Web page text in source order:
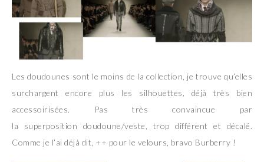
Les doudounes sont le moins de la collection, je trouve qu’elles
surchargent encore plus les silhouettes, déjà très bien
accessoirisées. Pas très convaincue par
la superposition doudoune/veste, trop différent et décalé.
Comme je l’ai déjà dit, ++ pour le velours, bravo Burberry !